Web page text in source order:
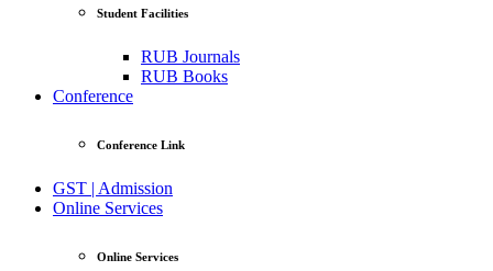
Student Facilities
RUB Journals
RUB Books
Conference
Conference Link
GST | Admission
Online Services
Online Services